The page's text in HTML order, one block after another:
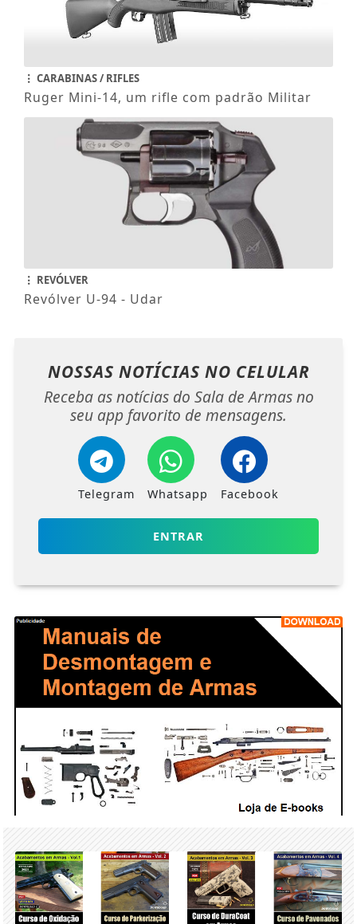
CARABINAS / RIFLES
Ruger Mini-14, um rifle com padrão Militar
REVÓLVER
Revólver U-94 - Udar
NOSSAS NOTÍCIAS NO CELULAR
Receba as notícias do Sala de Armas no
seu app favorito de mensagens.
Telegram Whatsapp Facebook
ENTRAR